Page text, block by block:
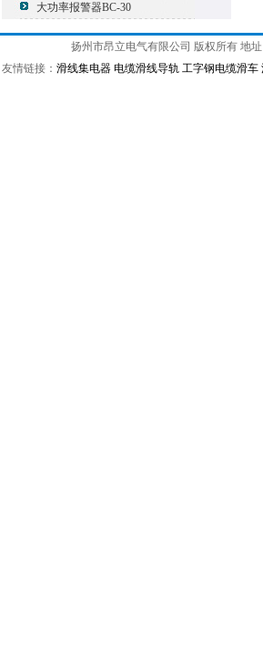
大功率报警器BC-30
扬州市昂立电气有限公司 版权所有 地
友情链接： 滑线集电器 电缆滑线导轨 工字钢电缆滑车